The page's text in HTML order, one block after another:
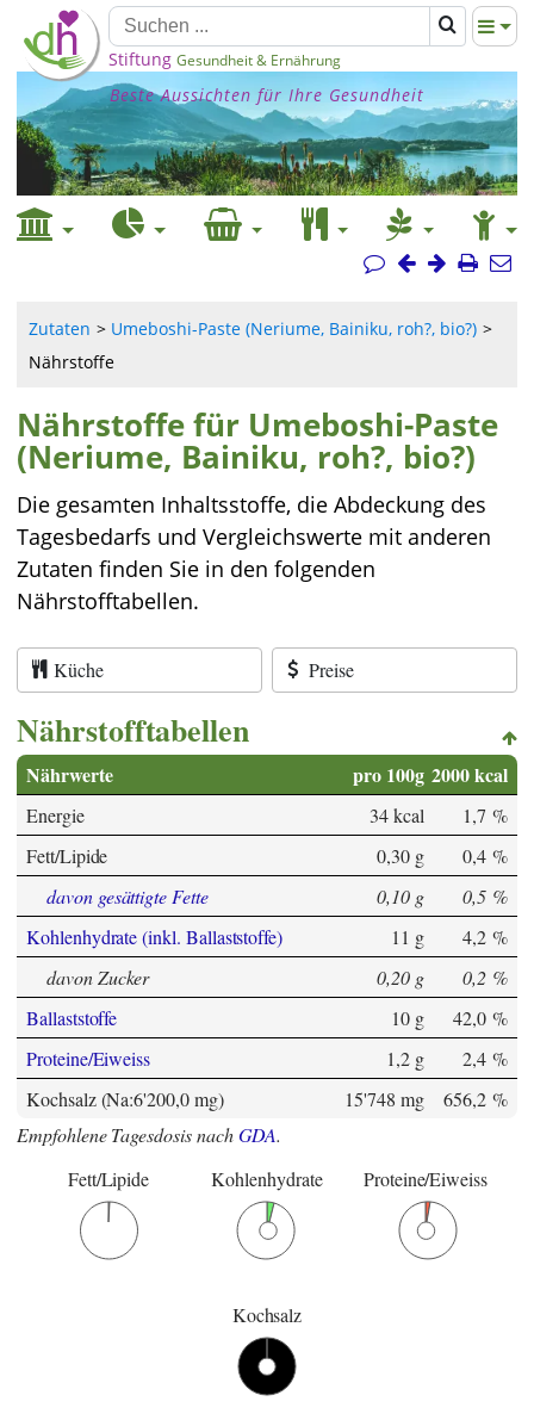
Stiftung Gesundheit & Ernährung
Beste Aussichten für Ihre Gesundheit
Zutaten
Umeboshi-Paste (Neriume, Bainiku, roh?, bio?)
Nährstoffe
Nährstoffe für Umeboshi-Paste
(Neriume, Bainiku, roh?, bio?)
Die gesamten Inhaltsstoffe, die Abdeckung des
Tagesbedarfs und Vergleichswerte mit anderen
Zutaten finden Sie in den folgenden
Nährstofftabellen.
Küche Preise
Nährstofftabellen
Nährwerte pro 100g 2000 kcal
Energie 34 kcal
1,7 %
Fett/Lipide
0,30 g
0,4 %
davon gesättigte Fette
0,10 g
0,5 %
Kohlenhydrate (inkl. Ballaststoffe)
11 g
4,2 %
davon Zucker
0,20 g
0,2 %
Ballaststoffe
10 g
42,0 %
Proteine/Eiweiss
1,2 g
2,4 %
Kochsalz (Na:6'200,0 mg)
15'748 mg
656,2 %
Empfohlene Tagesdosis nachGDA.
Fett/Lipide
Kohlenhydrate Proteine/Eiweiss
Kochsalz